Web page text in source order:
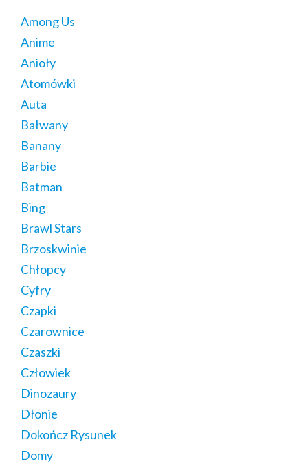
Among Us
Anime
Anioły
Atomówki
Auta
Bałwany
Banany
Barbie
Batman
Bing
Brawl Stars
Brzoskwinie
Chłopcy
Cyfry
Czapki
Czarownice
Czaszki
Człowiek
Dinozaury
Dłonie
Dokończ Rysunek
Domy